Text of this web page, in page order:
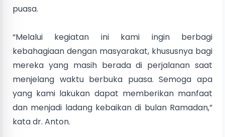
puasa.
“Melalui kegiatan ini kami ingin berbagi
kebahagiaan dengan masyarakat, khususnya bagi
mereka yang masih berada di perjalanan saat
menjelang waktu berbuka puasa. Semoga apa
yang kami lakukan dapat memberikan manfaat
dan menjadi ladang kebaikan di bulan Ramadan,”
kata dr. Anton.